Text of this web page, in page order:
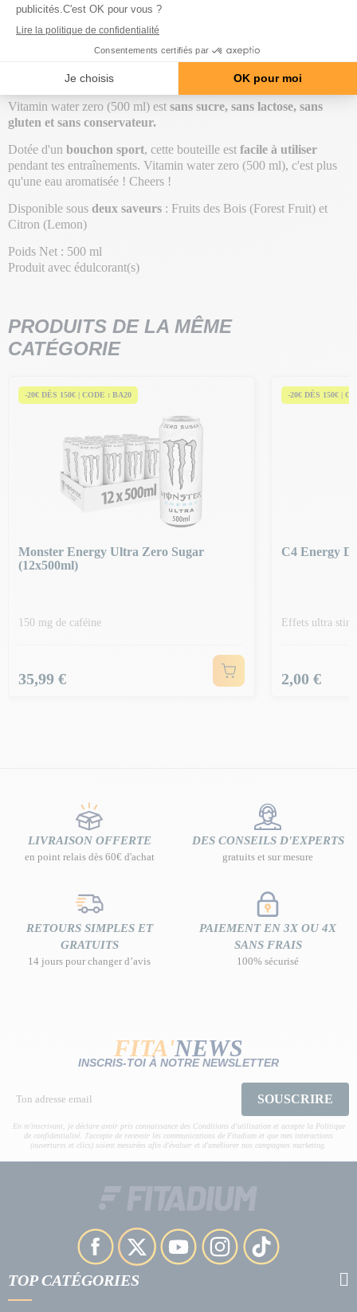
hydrosolubles physiologiquement importantes comme
C et la totalité des vitamines du groupe B
métabolisme énergétiquemais qui contribuent également au
fonctionnement du système immunitaire, du système nerveuxet
diminution de la fatigue.
Vitamin water zero (500 ml) est sans sucre, sans lactose, sans
gluten et sans conservateur.
Dotée d'un bouchon sport, cette bouteille est facile à utiliser
pendant tes entraînements. Vitamin water zero (500 ml), c'est plus
qu'une eau aromatisée ! Cheers !
Disponible sous deux saveurs : Fruits des Bois (Forest Fruit) et
Citron (Lemon)
Poids Net : 500 ml
Produit avec édulcorant(s)
PRODUITS DE LA MÊME
CATÉGORIE
-20€ DÈS 150€ | CODE : BA20
Monster Energy Ultra Zero Sugar
(12x500ml)
150 mg de caféine
Prix
35,99 €
-20€ DÈS 150€ |
C4 Energy
Effets ultra
Prix
2,00 €
LIVRAISON OFFERTE
en point relais dès 60€ d'achat
DES CONSEILS D'EXPERTS
gratuits et sur mesure
RETOURS SIMPLES ET
GRATUITS
14 jours pour changer d’avis
PAIEMENT EN 3X OU 4X
SANS FRAIS
100% sécurisé
FITA'NEWS
INSCRIS-TOI À NOTRE NEWSLETTER
SOUSCRIRE
En m'inscrivant, je déclare avoir pris connaissance des Conditions d’utilisation et accepte la Politique
de confidentialité. J'accepte de recevoir les communications de Fitadium et que mes interactions
(ouvertures et clics) soient mesurées afin d'évaluer et d'améliorer nos campagnes marketing.
TOP CATÉGORIES